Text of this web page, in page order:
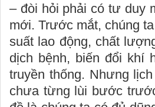
– đòi hỏi phải có tư duy
mới. Trước mắt, chúng
suất lao động, chất
dịch bệnh, biến đổi khí
truyền thống. Nhưng
chưa từng lùi bước